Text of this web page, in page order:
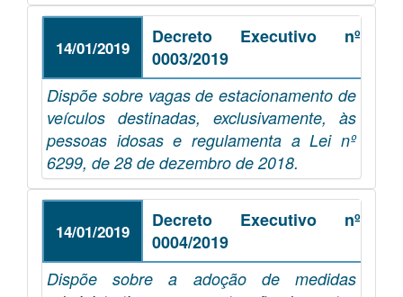
14/01/2019
Decreto Executivo nº
0003/2019
Dispõe sobre vagas de estacionamento de
veículos destinadas, exclusivamente, às
pessoas idosas e regulamenta a Lei nº
6299, de 28 de dezembro de 2018.
14/01/2019
Decreto Executivo nº
0004/2019
Dispõe sobre a adoção de medidas